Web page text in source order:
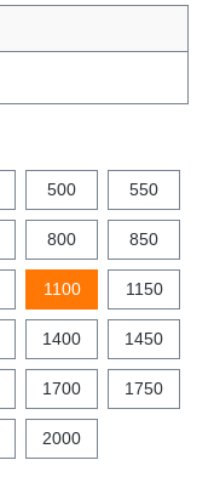
500 550
800 850
1100 1150
1400 1450
1700 1750
2000